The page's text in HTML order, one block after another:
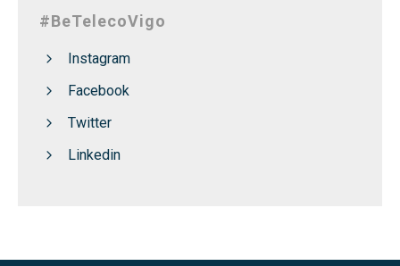
#BeTelecoVigo
Instagram
Facebook
Twitter
Linkedin